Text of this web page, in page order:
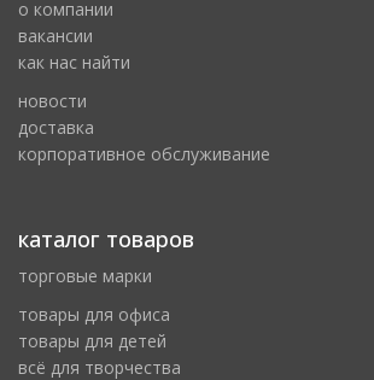
о компании
вакансии
как нас найти
новости
доставка
корпоративное обслуживание
каталог товаров
торговые марки
товары для офиса
товары для детей
всё для творчества